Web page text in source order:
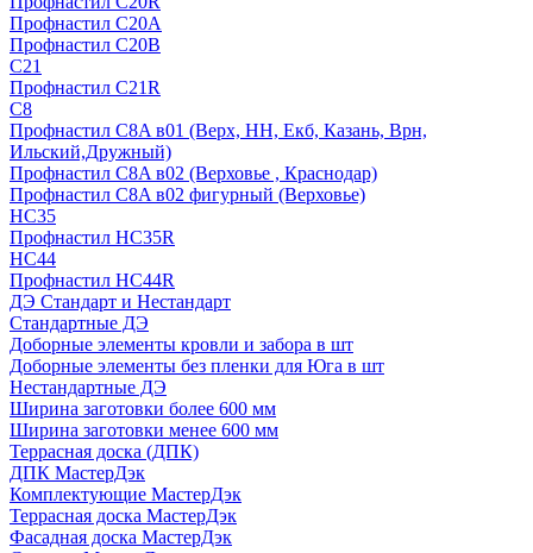
Профнастил С20А
Профнастил С20В
C21
Профнастил С21R
C8
Профнастил С8A в01 (Верх, НН, Екб, Казань, Врн,
Ильский,Дружный)
Профнастил С8A в02 (Верховье , Краснодар)
Профнастил С8A в02 фигурный (Верховье)
HС35
Профнастил HC35R
НС44
Профнастил НС44R
ДЭ Стандарт и Нестандарт
Стандартные ДЭ
Доборные элементы кровли и забора в шт
Доборные элементы без пленки для Юга в шт
Нестандартные ДЭ
Ширина заготовки более 600 мм
Ширина заготовки менее 600 мм
Террасная доска (ДПК)
ДПК МастерДэк
Комплектующие МастерДэк
Террасная доска МастерДэк
Фасадная доска МастерДэк